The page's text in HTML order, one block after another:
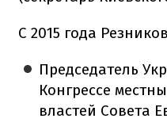
С 2015 года
Председатель
Конгрессе
властей Совета